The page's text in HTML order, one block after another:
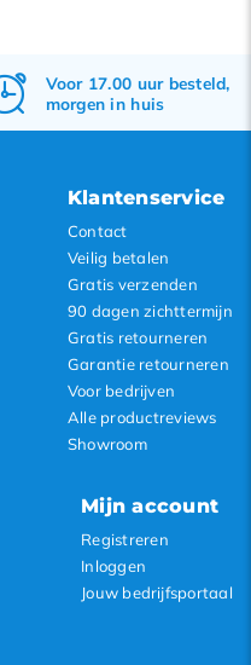
Gratisverzenden
&retourneren
Klantenservice
Contact
Veilig betalen
Gratis verzenden
90 dagen zichttermijn
Gratis retourneren
Garantie retourneren
Voor bedrijven
Alle productreviews
Showroom
Mijn account
Registreren
Inloggen
Jouw bedrijfsportaal